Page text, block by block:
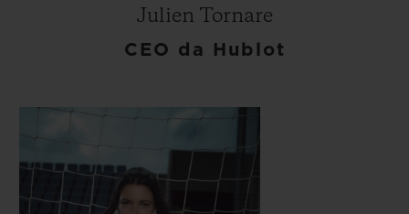
Julien Tornare
CEO da Hublot